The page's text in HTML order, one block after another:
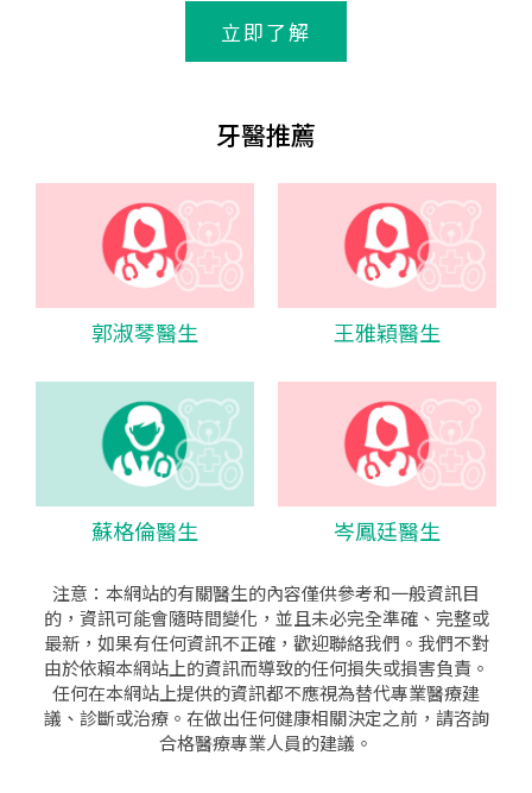
立即了解
牙醫推薦
郭淑琴醫生 王雅穎醫生
蘇格倫醫生 岑鳳廷醫生
注意：本網站的有關醫生的內容僅供參考和一般資訊目
的，資訊可能會隨時間變化，並且未必完全準確、完整或
最新，如果有任何資訊不正確，歡迎聯絡我們。我們不對
由於依賴本網站上的資訊而導致的任何損失或損害負責。
任何在本網站上提供的資訊都不應視為替代專業醫療建
議、診斷或治療。在做出任何健康相關決定之前，請咨詢
合格醫療專業人員的建議。